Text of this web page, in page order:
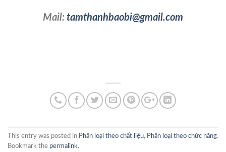
Mail: tamthanhbaobi@gmail.com
This entry was posted in Phân loại theo chất liệu, Phân loại theo chức năng.
Bookmark the permalink.